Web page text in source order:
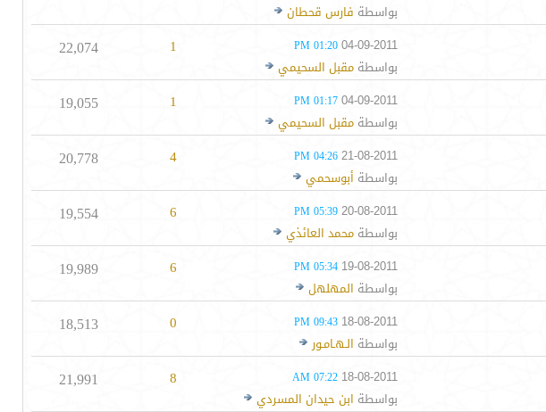
بواسطة فارس قحطان
04-09-2011
01:20 PM
بواسطةمقبل السحيمي
1
22,074
04-09-2011
01:17 PM
بواسطةمقبل السحيمي
1
19,055
21-08-2011
04:26 PM
بواسطة أبوسحمي
4
20,778
20-08-2011
05:39 PM
بواسطةمحمد العائذي
6
19,554
19-08-2011
05:34 PM
بواسطة المهلهل
6
19,989
18-08-2011
09:43 PM
بواسطة الـهـامـور
0
18,513
18-08-2011
07:22 AM
بواسطة ابن حيدان المسردي
8
21,991